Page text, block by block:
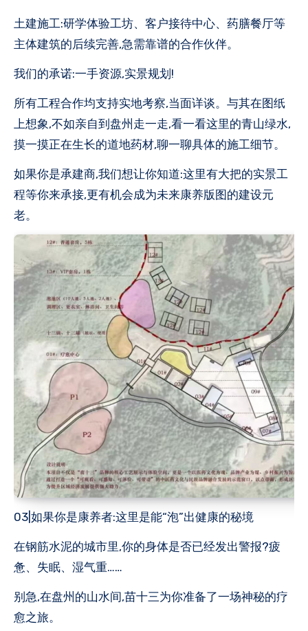
土建施工:研学体验工坊、客户接待中心、药膳餐厅等
主体建筑的后续完善,急需靠谱的合作伙伴。
我们的承诺:一手资源,实景规划!
所有工程合作均支持实地考察,当面详谈。与其在图纸
上想象,不如亲自到盘州走一走,看一看这里的青山绿水,
摸一摸正在生长的道地药材,聊一聊具体的施工细节。
如果你是承建商,我们想让你知道:这里有大把的实景工
程等你来承接,更有机会成为未来康养版图的建设元
老。
03|如果你是康养者:这里是能“泡”出健康的秘境
在钢筋水泥的城市里,你的身体是否已经发出警报?疲
惫、失眠、湿气重……
别急,在盘州的山水间,苗十三为你准备了一场神秘的疗
愈之旅。